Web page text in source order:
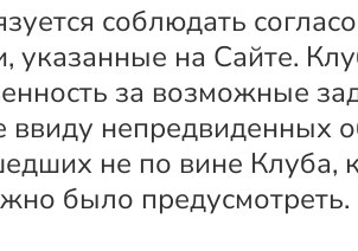
соблюдать
указанные на Сайте.
за возможные
ввиду непредвиденных
не по вине Клуба,
было предусмотреть.